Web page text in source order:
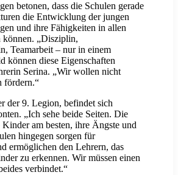
betonen, dass die Schulen gerade
die Entwicklung der jungen
und ihre Fähigkeiten in allen
können. „Disziplin,
Teamarbeit – nur in einem
können diese Eigenschaften
Serina. „Wir wollen nicht
fördern.“
der 9. Legion, befindet sich
„Ich sehe beide Seiten. Die
Kinder am besten, ihre Ängste und
hingegen sorgen für
ermöglichen den Lehrern, das
zu erkennen. Wir müssen einen
verbindet.“